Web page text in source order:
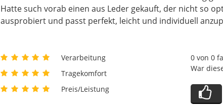
Hatte such vorab einen aus Leder gekauft, der nicht so
ausprobiert und passt perfekt, leicht und individuell
Verarbeitung
Tragekomfort
Preis/Leistung
0 von 0
War